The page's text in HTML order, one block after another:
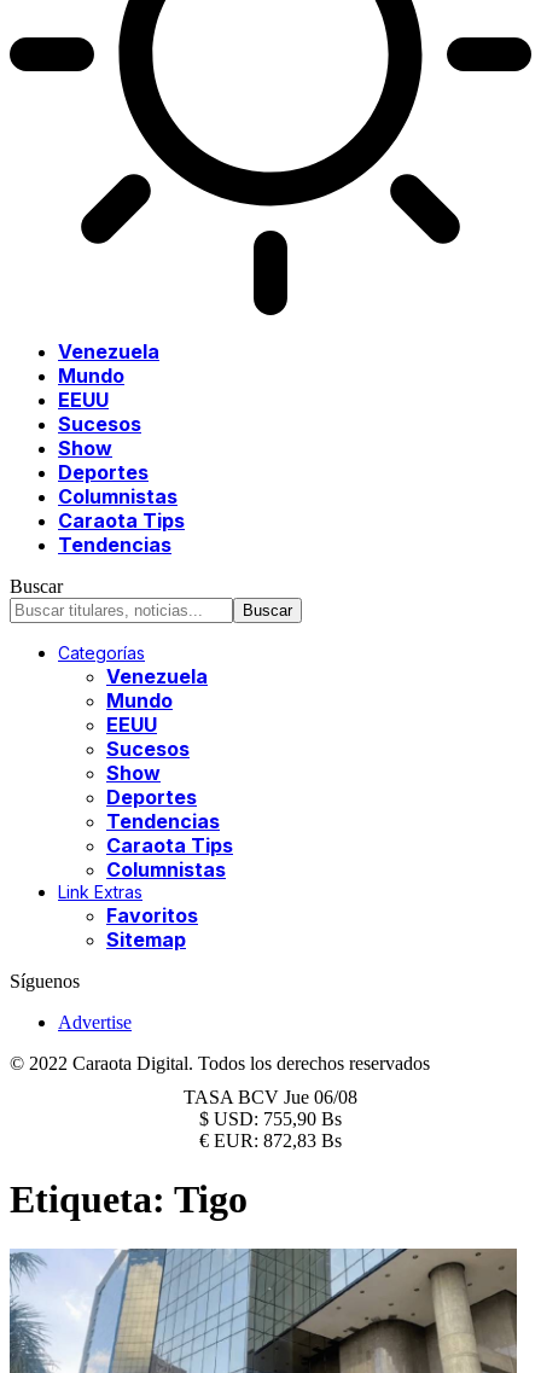
Venezuela
Mundo
EEUU
Sucesos
Show
Deportes
Columnistas
Caraota Tips
Tendencias
Buscar
Categorías
Venezuela
Mundo
EEUU
Sucesos
Show
Deportes
Tendencias
Caraota Tips
Columnistas
Link Extras
Favoritos
Sitemap
Síguenos
Advertise
© 2022 Caraota Digital. Todos los derechos reservados
TASA BCV Jue 06/08
$ USD: 755,90 Bs
€ EUR: 872,83 Bs
Etiqueta: Tigo